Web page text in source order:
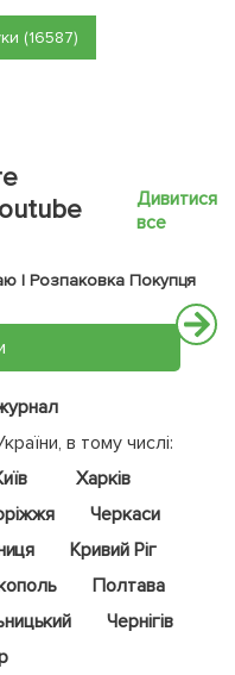
(16587)
Дивитися
все
| Розпаковка Покупця
в тому числі:
Харків
Черкаси
Кривий Ріг
Полтава
Чернігів